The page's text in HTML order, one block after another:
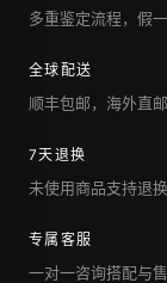
多重鉴定流程，假
全球配送
顺丰包邮，海外直
7天退换
未使用商品支持退
专属客服
一对一咨询搭配与